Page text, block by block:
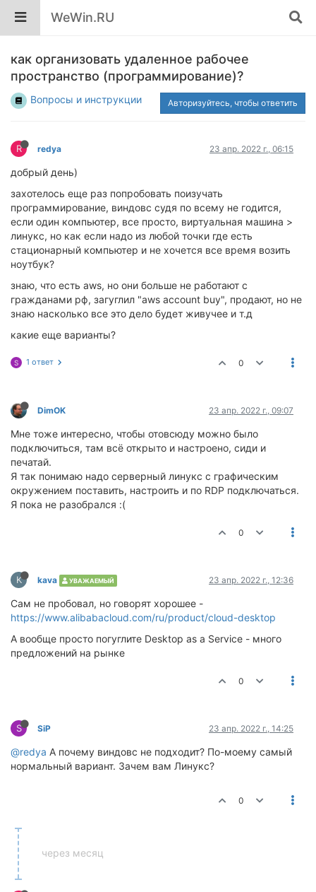
WeWin.RU
как организовать удаленное рабочее
пространство (программирование)?
Вопросы и инструкции Авторизуйтесь, чтобы ответить
R redya 23 апр. 2022 г., 06:15
добрый день)
захотелось еще раз попробовать поизучать
программирование, виндовс судя по всему не годится,
если один компьютер, все просто, виртуальная машина >
линукс, но как если надо из любой точки где есть
стационарный компьютер и не хочется все время возить
ноутбук?
знаю, что есть aws, но они больше не работают с
гражданами рф, загуглил "aws account buy", продают, но не
знаю насколько все это дело будет живучее и т.д
какие еще варианты?
S 1 ответ 0
DimOK 23 апр. 2022 г., 09:07
Мне тоже интересно, чтобы отовсюду можно было
подключиться, там всё открыто и настроено, сиди и
печатай.
Я так понимаю надо серверный линукс с графическим
окружением поставить, настроить и по RDP подключаться.
Я пока не разобрался :(
0
K kava УВАЖАЕМЫЙ 23 апр. 2022 г., 12:36
Сам не пробовал, но говорят хорошее -
https://www.alibabacloud.com/ru/product/cloud-desktop
А вообще просто погуглите Desktop as a Service - много
предложений на рынке
0
S SiP 23 апр. 2022 г., 14:25
@redya А почему виндовс не подходит? По-моему самый
нормальный вариант. Зачем вам Линукс?
0
через месяц